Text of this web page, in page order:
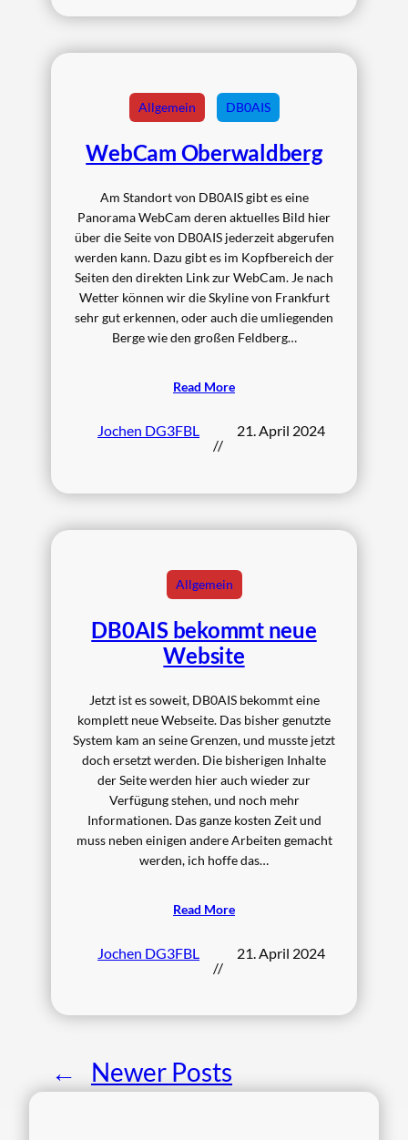
Allgemein DB0AIS
WebCam Oberwaldberg
Am Standort von DB0AIS gibt es eine
Panorama WebCam deren aktuelles Bild hier
über die Seite von DB0AIS jederzeit abgerufen
werden kann. Dazu gibt es im Kopfbereich der
Seiten den direkten Link zur WebCam. Je nach
Wetter können wir die Skyline von Frankfurt
sehr gut erkennen, oder auch die umliegenden
Berge wie den großen Feldberg…
Read More
Jochen DG3FBL
//
21. April 2024
Allgemein
DB0AIS bekommt neue
Website
Jetzt ist es soweit, DB0AIS bekommt eine
komplett neue Webseite. Das bisher genutzte
System kam an seine Grenzen, und musste jetzt
doch ersetzt werden. Die bisherigen Inhalte
der Seite werden hier auch wieder zur
Verfügung stehen, und noch mehr
Informationen. Das ganze kosten Zeit und
muss neben einigen andere Arbeiten gemacht
werden, ich hoffe das…
Read More
Jochen DG3FBL
//
21. April 2024
← Newer Posts